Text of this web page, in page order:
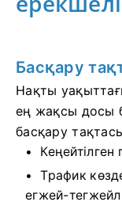
Басқару
Нақты
ең жақсы досы
басқару
Кеңейтілген
Трафик
егжей-